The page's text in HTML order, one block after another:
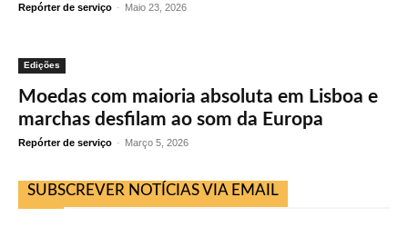
Repórter de serviço - Maio 23, 2026
Edições
Moedas com maioria absoluta em Lisboa e
marchas desfilam ao som da Europa
Repórter de serviço - Março 5, 2026
SUBSCREVER NOTÍCIAS VIA EMAIL